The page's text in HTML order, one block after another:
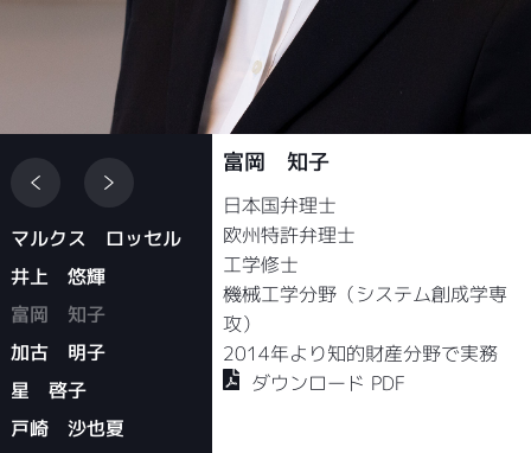
マルクス ロッセル
井上 悠輝
富岡 知子
加古 明子
星 啓子
戸崎 沙也夏
富岡 知子
日本国弁理士
欧州特許弁理士
工学修士
機械工学分野（システム創成学専
攻）
2014年より知的財産分野で実務
ダウンロード PDF